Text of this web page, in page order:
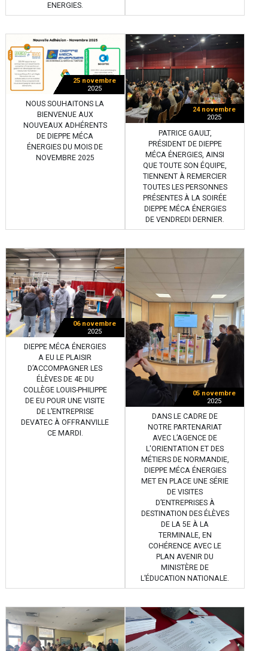
ENERGIES.
25 novembre
2025
NOUS SOUHAITONS LA
BIENVENUE AUX
NOUVEAUX ADHÉRENTS
DE DIEPPE MÉCA
ÉNERGIES DU MOIS DE
NOVEMBRE 2025
24 novembre
2025
PATRICE GAULT,
PRÉSIDENT DE DIEPPE
MÉCA ÉNERGIES, AINSI
QUE TOUTE SON ÉQUIPE,
TIENNENT À REMERCIER
TOUTES LES PERSONNES
PRÉSENTES À LA SOIRÉE
DIEPPE MÉCA ÉNERGIES
DE VENDREDI DERNIER.
06 novembre
2025
DIEPPE MÉCA ÉNERGIES
A EU LE PLAISIR
D’ACCOMPAGNER LES
ÉLÈVES DE 4E DU
COLLÈGE LOUIS-PHILIPPE
DE EU POUR UNE VISITE
DE L’ENTREPRISE
DEVATEC À OFFRANVILLE
CE MARDI.
05 novembre
2025
DANS LE CADRE DE
NOTRE PARTENARIAT
AVEC L’AGENCE DE
L'ORIENTATION ET DES
MÉTIERS DE NORMANDIE,
DIEPPE MÉCA ÉNERGIES
MET EN PLACE UNE SÉRIE
DE VISITES
D’ENTREPRISES À
DESTINATION DES ÉLÈVES
DE LA 5E À LA
TERMINALE, EN
COHÉRENCE AVEC LE
PLAN AVENIR DU
MINISTÈRE DE
L’ÉDUCATION NATIONALE.